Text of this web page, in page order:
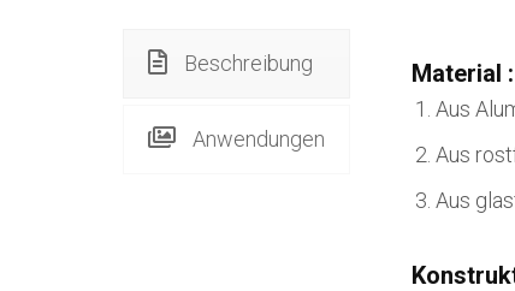
Beschreibung
Anwendungen
Material :
Aus
Aus
Aus